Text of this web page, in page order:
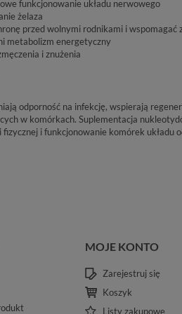
funkcjonowanie układu nerwowego
żelaza
przed wolnymi rodnikami i wspomagać
metabolizm energetyczny
i znużenia
odporność na infekcję, wspierają
w komórkach. Suplementacja
i funkcjonowanie komórek układu
MOJE KONTO
Zarejestruj się
Koszyk
Listy zakupowe